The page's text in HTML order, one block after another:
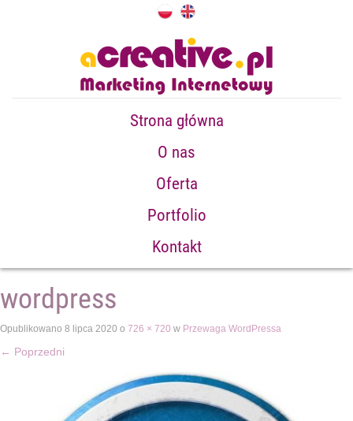
Strona główna
O nas
Oferta
Portfolio
Kontakt
wordpress
Opublikowano 8 lipca 2020 o 726 × 720 w Przewaga WordPressa
← Poprzedni